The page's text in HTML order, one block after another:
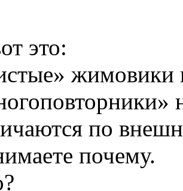
это:
по
почему.